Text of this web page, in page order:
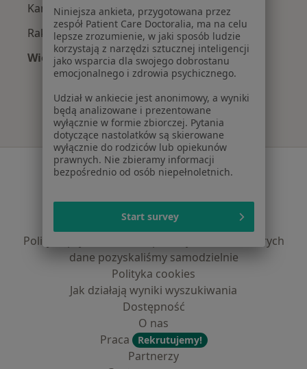
Kamica żółciowa w Rzeszowie
Rak jelita grubego w Rzeszowie
Więcej (15)
Więcej w kategorii: Najczęście leczone
Serwis
Polityka prywatności profesjonalistów
Polityka prywatności dla profesjonalistów, których
dane pozyskaliśmy samodzielnie
Polityka cookies
Jak działają wyniki wyszukiwania
Dostępność
O nas
Praca
Rekrutujemy!
Partnerzy
Niniejsza ankieta, przygotowana przez
zespół Patient Care Doctoralia, ma na celu
lepsze zrozumienie, w jaki sposób ludzie
korzystają z narzędzi sztucznej inteligencji
jako wsparcia dla swojego dobrostanu
emocjonalnego i zdrowia psychicznego.
Udział w ankiecie jest anonimowy, a wyniki
będą analizowane i prezentowane
wyłącznie w formie zbiorczej. Pytania
dotyczące nastolatków są skierowane
wyłącznie do rodziców lub opiekunów
prawnych. Nie zbieramy informacji
bezpośrednio od osób niepełnoletnich.
Start survey